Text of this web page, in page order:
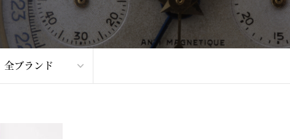
全ブランド